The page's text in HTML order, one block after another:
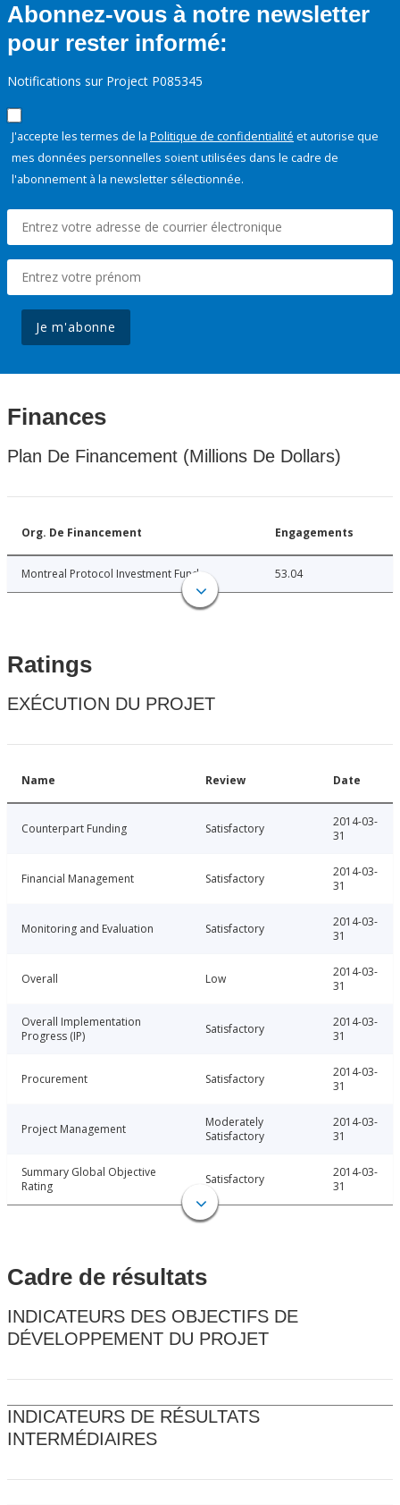
Abonnez-vous à notre newsletter
pour rester informé:
Notifications sur Project P085345
J'accepte les termes de la Politique de confidentialité et autorise que
mes données personnelles soient utilisées dans le cadre de
l'abonnement à la newsletter sélectionnée.
Je m'abonne
Finances
Plan De Financement (Millions De Dollars)
Org. De Financement Engagements
Montreal Protocol Investment Fund 53.04
Ratings
EXÉCUTION DU PROJET
Name Review Date
Counterpart Funding Satisfactory
2014-03-
31
Financial Management Satisfactory
2014-03-
31
Monitoring and Evaluation Satisfactory
2014-03-
31
Overall Low
2014-03-
31
Overall Implementation
Progress (IP)
Satisfactory
2014-03-
31
Procurement Satisfactory
2014-03-
31
Project Management
Moderately
Satisfactory
2014-03-
31
Summary Global Objective
Rating
Satisfactory
2014-03-
31
Cadre de résultats
INDICATEURS DES OBJECTIFS DE
DÉVELOPPEMENT DU PROJET
INDICATEURS DE RÉSULTATS
INTERMÉDIAIRES